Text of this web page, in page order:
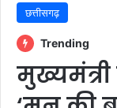
छत्तीसगढ़
Trending